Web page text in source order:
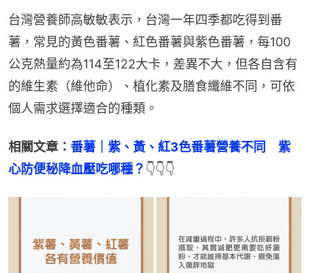
台灣營養師高敏敏表示，台灣一年四季都吃得到番
薯，常見的黃色番薯、紅色番薯與紫色番薯，每100
公克熱量約為114至122大卡，差異不大，但各自含有
的維生素（維他命）、植化素及膳食纖維不同，可依
個人需求選擇適合的種類。
相關文章： 番薯｜紫、黃、紅3色番薯營養不同　紫
心防便秘降血壓吃哪種？ 👇👇👇